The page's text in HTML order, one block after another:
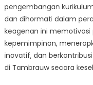
pengembangan
dan dihormati dalam
keagenan ini
kepemimpinan,
inovatif, dan
di Tambrauw secara